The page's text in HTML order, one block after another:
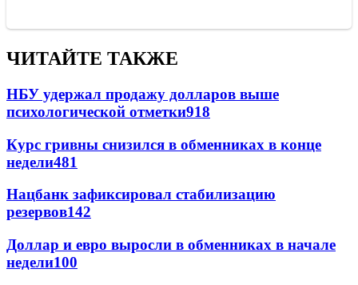
ЧИТАЙТЕ ТАКЖЕ
НБУ удержал продажу долларов выше
психологической отметки918
Курс гривны снизился в обменниках в конце
недели481
Нацбанк зафиксировал стабилизацию
резервов142
Доллар и евро выросли в обменниках в начале
недели100